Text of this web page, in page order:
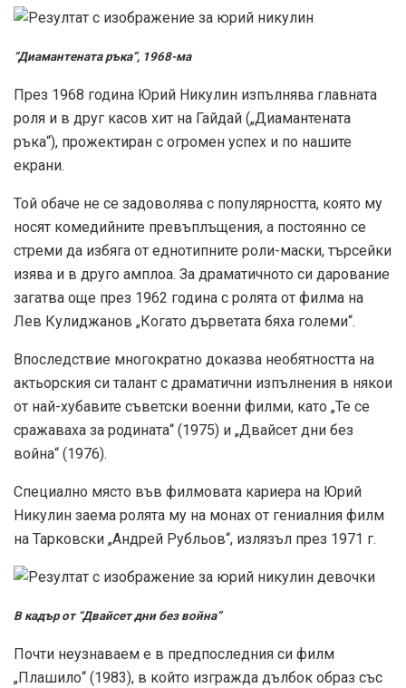
“Диамантената ръка”, 1968-ма
През 1968 година Юрий Никулин изпълнява главната
роля и в друг касов хит на Гайдай („Диамантената
ръка“), прожектиран с огромен успех и по нашите
екрани.
Той обаче не се задоволява с популярността, която му
носят комедийните превъплъщения, а постоянно се
стреми да избяга от еднотипните роли-маски, търсейки
изява и в друго амплоа. За драматичното си дарование
загатва още през 1962 година с ролята от филма на
Лев Кулиджанов „Когато дърветата бяха големи“.
Впоследствие многократно доказва необятността на
актьорския си талант с драматични изпълнения в някои
от най-хубавите съветски военни филми, като „Те се
сражаваха за родината“ (1975) и „Двайсет дни без
война“ (1976).
Специално място във филмовата кариера на Юрий
Никулин заема ролята му на монах от гениалния филм
на Тарковски „Андрей Рубльов“, излязъл през 1971 г.
В кадър от “Двайсет дни без война”
Почти неузнаваем е в предпоследния си филм
„Плашило“ (1983), в който изгражда дълбок образ със